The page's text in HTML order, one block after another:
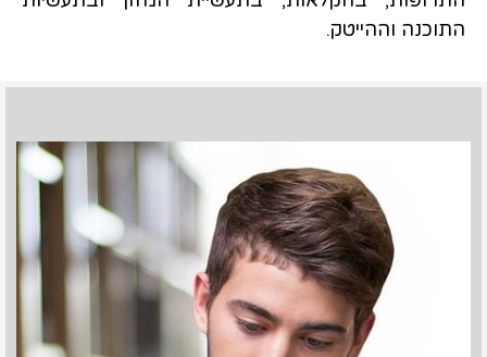
התוכנה וההייטק.